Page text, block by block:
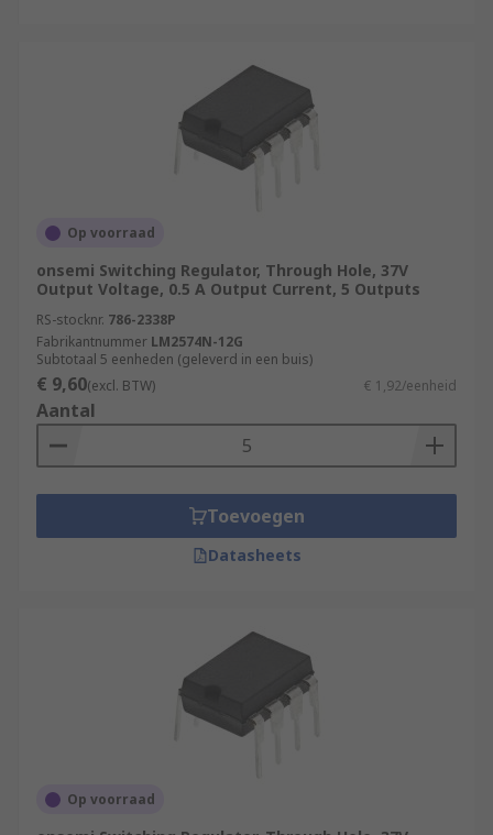
Op voorraad
onsemi Switching Regulator, Through Hole, 37V
Output Voltage, 0.5 A Output Current, 5 Outputs
RS-stocknr. 786-2338P
Fabrikantnummer LM2574N-12G
Subtotaal 5 eenheden (geleverd in een buis)
€ 9,60(excl. BTW) € 1,92/eenheid
Aantal
Toevoegen
Datasheets
Op voorraad